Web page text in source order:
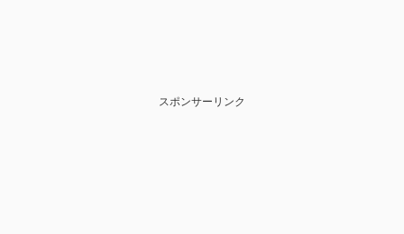
スポンサーリンク